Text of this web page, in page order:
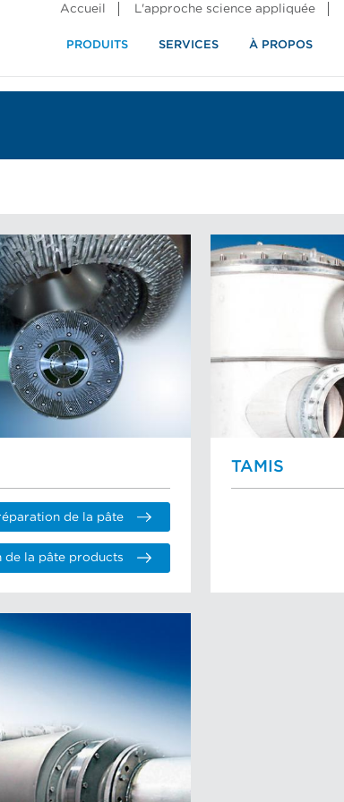
Accueil L'approche science appliquée
PRODUITS SERVICES À PROPOS
de la pâte
de la pâte products
TAMIS